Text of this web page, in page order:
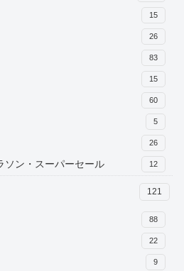
15
26
83
15
60
5
26
ソン・スーパーセール 12
121
88
22
9